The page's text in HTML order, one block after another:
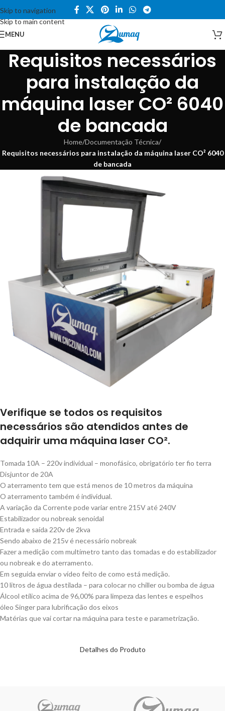
Skip to navigation
Skip to main content
MENU
Requisitos necessários
para instalação da
máquina laser CO² 6040
de bancada
Home/Documentação Técnica/
Requisitos necessários para instalação da máquina laser CO² 6040
de bancada
Verifique se todos os requisitos
necessários são atendidos antes de
adquirir uma máquina laser CO².
Tomada 10A – 220v individual – monofásico, obrigatório ter fio terra
Disjuntor de 20A
O aterramento tem que está menos de 10 metros da máquina
O aterramento também é individual.
A variação da Corrente pode variar entre 215V até 240V
Estabilizador ou nobreak senoidal
Entrada e saída 220v de 2kva
Sendo abaixo de 215v é necessário nobreak
Fazer a medição com multímetro tanto das tomadas e do estabilizador
ou nobreak e do aterramento.
Em seguida enviar o vídeo feito de como está medição.
10 litros de água destilada – para colocar no chiller ou bomba de água
Álcool etílico acima de 96,00% para limpeza das lentes e espelhos
óleo Singer para lubrificação dos eixos
Matérias que vai cortar na máquina para teste e parametrização.
Detalhes do Produto